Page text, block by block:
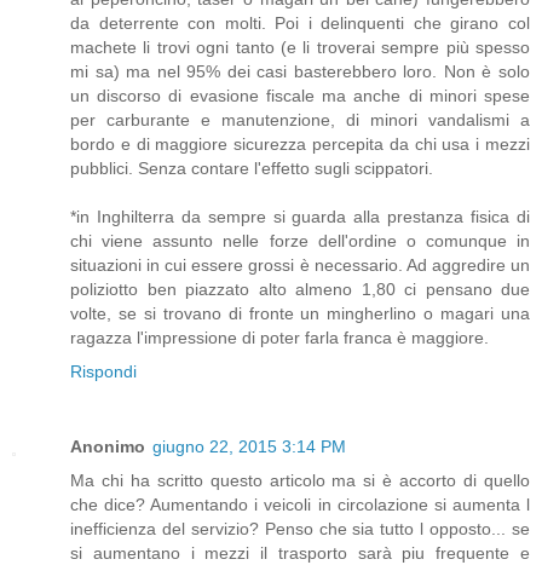
da deterrente con molti. Poi i delinquenti che girano col
machete li trovi ogni tanto (e li troverai sempre più spesso
mi sa) ma nel 95% dei casi basterebbero loro. Non è solo
un discorso di evasione fiscale ma anche di minori spese
per carburante e manutenzione, di minori vandalismi a
bordo e di maggiore sicurezza percepita da chi usa i mezzi
pubblici. Senza contare l'effetto sugli scippatori.
*in Inghilterra da sempre si guarda alla prestanza fisica di
chi viene assunto nelle forze dell'ordine o comunque in
situazioni in cui essere grossi è necessario. Ad aggredire un
poliziotto ben piazzato alto almeno 1,80 ci pensano due
volte, se si trovano di fronte un mingherlino o magari una
ragazza l'impressione di poter farla franca è maggiore.
Rispondi
Anonimo giugno 22, 2015 3:14 PM
Ma chi ha scritto questo articolo ma si è accorto di quello
che dice? Aumentando i veicoli in circolazione si aumenta l
inefficienza del servizio? Penso che sia tutto l opposto... se
si aumentano i mezzi il trasporto sarà piu frequente e